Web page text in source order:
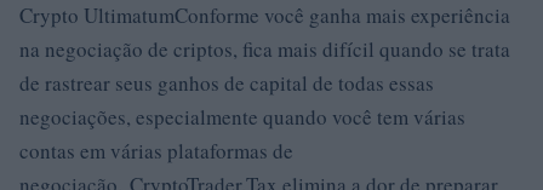
Crypto UltimatumConforme você ganha mais experiência
na negociação de criptos, fica mais difícil quando se trata
de rastrear seus ganhos de capital de todas essas
negociações, especialmente quando você tem várias
contas em várias plataformas de